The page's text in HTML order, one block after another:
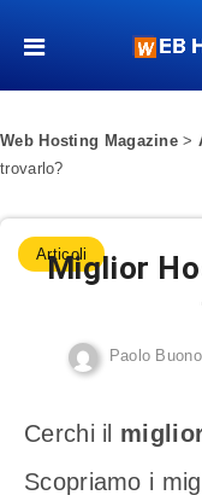
Web Hosting Magazine >
trovarlo?
Articoli
Miglior
Paolo
Cerchi il
Scopriamo i